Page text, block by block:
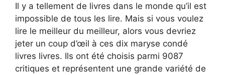
Il y a tellement de livres dans le monde qu’il est
impossible de tous les lire. Mais si vous voulez
lire le meilleur du meilleur, alors vous devriez
jeter un coup d’œil à ces dix maryse condé
livres livres. Ils ont été choisis parmi 9087
critiques et représentent une grande variété de